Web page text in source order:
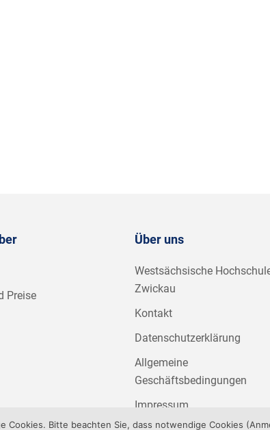
Preise
Über uns
Westsächsische
Zwickau
Kontakt
Datenschutzerklärung
Allgemeine
Geschäftsbedingungen
Impressum
Bitte beachten Sie, dass notwendige Cookies